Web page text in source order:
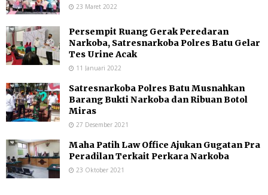
23 Maret 2022
Persempit Ruang Gerak Peredaran
Narkoba, Satresnarkoba Polres Batu Gelar
Tes Urine Acak
11 Januari 2022
Satresnarkoba Polres Batu Musnahkan
Barang Bukti Narkoba dan Ribuan Botol
Miras
27 Desember 2021
Maha Patih Law Office Ajukan Gugatan Pra
Peradilan Terkait Perkara Narkoba
23 Oktober 2021